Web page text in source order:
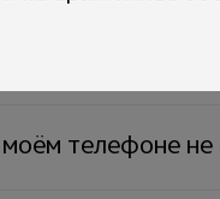
скачивание
телефоне